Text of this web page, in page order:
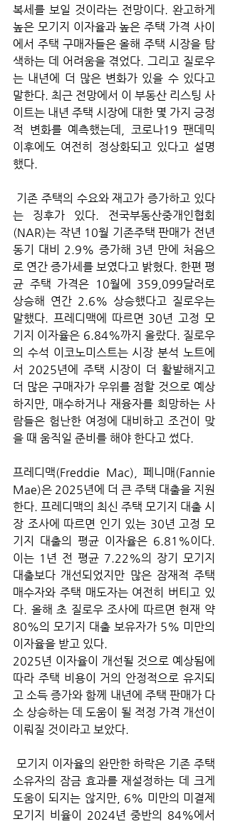
복세를 보일 것이라는 전망이다. 완고하게
높은 모기지 이자율과 높은 주택 가격 사이
에서 주택 구매자들은 올해 주택 시장을 탐
색하는 데 어려움을 겪었다. 그리고 질로우
는 내년에 더 많은 변화가 있을 수 있다고
말한다. 최근 전망에서 이 부동산 리스팅 사
이트는 내년 주택 시장에 대한 몇 가지 긍정
적 변화를 예측했는데, 코로나19 팬데믹
이후에도 여전히 정상화되고 있다고 설명
했다.
는 징후가 있다. 전국부동산중개인협회
(NAR)는 작년 10월 기존주택 판매가 전년
동기 대비 2.9% 증가해 3년 만에 처음으
로 연간 증가세를 보였다고 밝혔다. 한편 평
균 주택 가격은 10월에 359,099달러로
상승해 연간 2.6% 상승했다고 질로우는
말했다. 프레디맥에 따르면 30년 고정 모
기지 이자율은 6.84%까지 올랐다. 질로우
의 수석 이코노미스트는 시장 분석 노트에
서 2025년에 주택 시장이 더 활발해지고
더 많은 구매자가 우위를 점할 것으로 예상
하지만, 매수하거나 재융자를 희망하는 사
람들은 험난한 여정에 대비하고 조건이 맞
을 때 움직일 준비를 해야 한다고 썼다.
프레디맥(Freddie Mac), 페니매(Fannie
Mae)은 2025년에 더 큰 주택 대출을 지원
한다. 프레디맥의 최신 주택 모기지 대출 시
장 조사에 따르면 인기 있는 30년 고정 모
기지 대출의 평균 이자율은 6.81%이다.
이는 1년 전 평균 7.22%의 장기 모기지
대출보다 개선되었지만 많은 잠재적 주택
매수자와 주택 매도자는 여전히 버티고 있
다. 올해 초 질로우 조사에 따르면 현재 약
80%의 모기지 대출 보유자가 5% 미만의
이자율을 받고 있다.
2025년 이자율이 개선될 것으로 예상됨에
따라 주택 비용이 거의 안정적으로 유지되
고 소득 증가와 함께 내년에 주택 판매가 다
소 상승하는 데 도움이 될 적정 가격 개선이
이뤄질 것이라고 보았다.
소유자의 잠금 효과를 재설정하는 데 크게
도움이 되지는 않지만, 6% 미만의 미결제
모기지 비율이 2024년 중반의 84%에서